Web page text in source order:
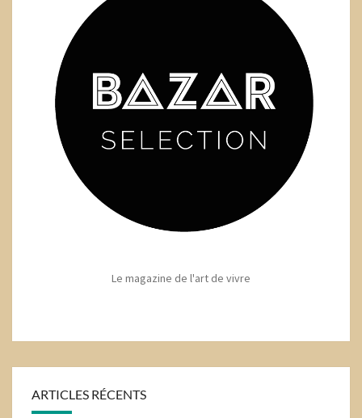
Le magazine de l'art de vivre
ARTICLES RÉCENTS